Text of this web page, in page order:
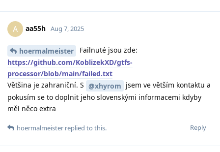
A aa55h Aug 7, 2025
hoermalmeister
Failnuté jsou zde:
https://github.com/KoblizekXD/gtfs-
processor/blob/main/failed.txt
Většina je zahraniční. S @xhyrom jsem ve větším kontaktu a
pokusím se to doplnit jeho slovenskými informacemi kdyby
měl něco extra
Reply
hoermalmeister replied to this.